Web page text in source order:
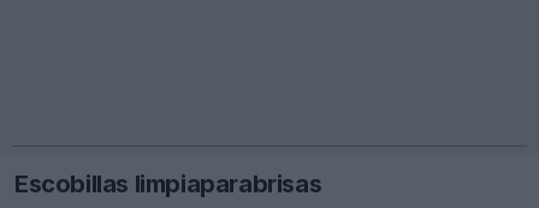
Escobillas limpiaparabrisas